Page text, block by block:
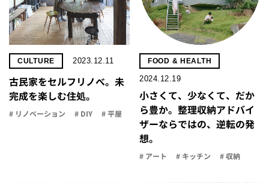
CULTURE 2023.12.11
古民家をセルフリノべ。未
完成を楽しむ住処。
# リノベーション # DIY # 平屋
FOOD & HEALTH
2024.12.19
小さくて、少なくて、だか
ら豊か。整理収納アドバイ
ザーならではの、逆転の発
想。
# アート # キッチン # 収納